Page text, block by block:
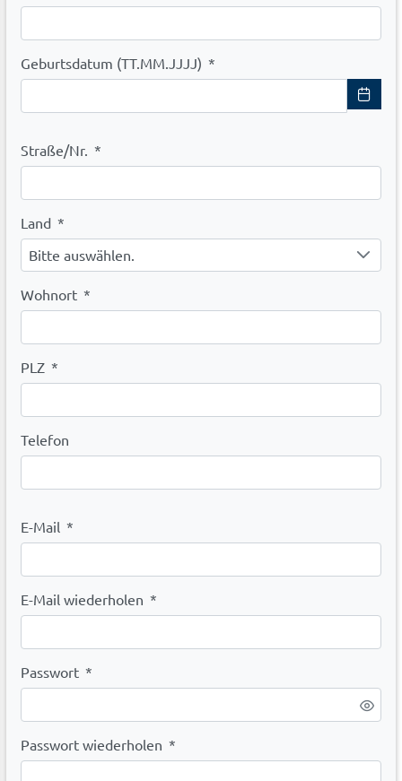
Geburtsdatum (TT.MM.JJJJ) *
Straße/Nr. *
Land *
Bitte auswählen.
Wohnort *
PLZ *
Telefon
E-Mail *
E-Mail wiederholen *
Passwort *
Passwort wiederholen *